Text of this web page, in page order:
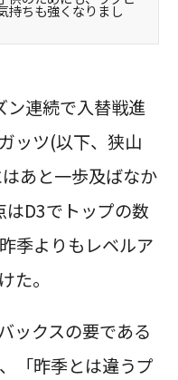
持ちも強くなりまし
ン連続で入替戦進
ッツ(以下、狭山
あと一歩及ばなか
D3でトップの数
季よりもレベルア
た。
ックスの要である
「昨季とは違うプ